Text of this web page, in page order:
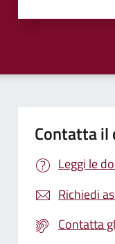
Contatta il
Leggi le
Richiedi
Contatta